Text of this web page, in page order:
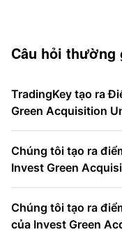
Câu hỏi thường
TradingKey tạo ra
Green Acquisition
Chúng tôi tạo ra
Invest Green
Chúng tôi tạo ra
của Invest Green